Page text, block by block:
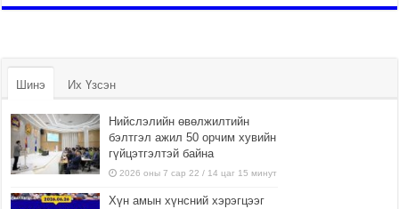
Шинэ Их Үзсэн
Нийслэлийн өвөлжилтийн
бэлтгэл ажил 50 орчим хувийн
гүйцэтгэлтэй байна
2026 оны 7 сар 22 / 14 цаг 15 минут
Хүн амын хүнсний хэрэгцээг